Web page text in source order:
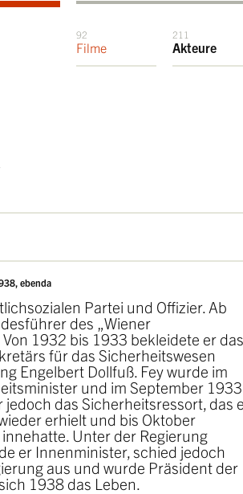
92
Filme
211
Akteure
ebenda
Partei und Offizier. Ab
des „Wiener
1932 bis 1933 bekleidete er das
für das Sicherheitswesen
Engelbert Dollfuß. Fey wurde im
und im September 1933
jedoch das Sicherheitsressort, das
erhielt und bis Oktober
Unter der Regierung
er Innenminister, schied jedoch
aus und wurde Präsident der
1938 das Leben.